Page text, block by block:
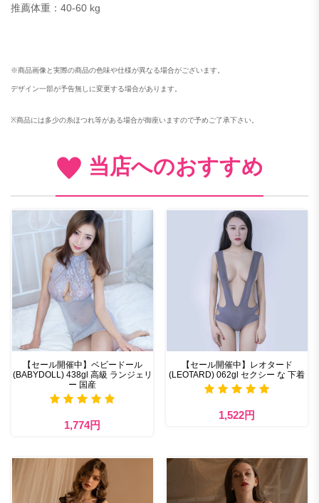
推薦体重：40-60 kg
※商品画像と実際の商品の色味や仕様が異なる場合がございます。
デザイン一部が予告無しに変更する場合があります。
※商品には多少の糸ほつれ等がある場合が御座いますので予めご了承下さい。
当店へのおすすめ
【セール開催中】ベビードール
(BABYDOLL) 438gl 高級 ランジェリ
ー 国産
1,774円
【セール開催中】レオタード
(LEOTARD) 062gl セクシー な 下着
1,522円